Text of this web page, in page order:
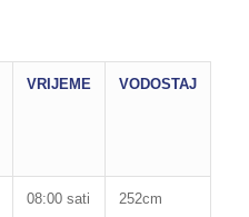
VRIJEME VODOSTAJ
08:00 sati 252cm